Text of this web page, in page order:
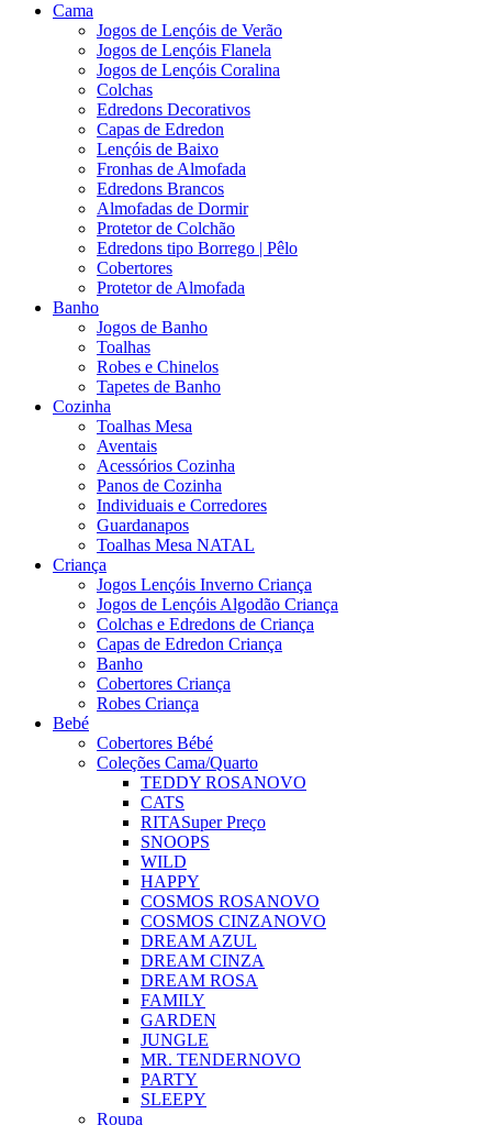
Cama
Jogos de Lençóis de Verão
Jogos de Lençóis Flanela
Jogos de Lençóis Coralina
Colchas
Edredons Decorativos
Capas de Edredon
Lençóis de Baixo
Fronhas de Almofada
Edredons Brancos
Almofadas de Dormir
Protetor de Colchão
Edredons tipo Borrego | Pêlo
Cobertores
Protetor de Almofada
Banho
Jogos de Banho
Toalhas
Robes e Chinelos
Tapetes de Banho
Cozinha
Toalhas Mesa
Aventais
Acessórios Cozinha
Panos de Cozinha
Individuais e Corredores
Guardanapos
Toalhas Mesa NATAL
Criança
Jogos Lençóis Inverno Criança
Jogos de Lençóis Algodão Criança
Colchas e Edredons de Criança
Capas de Edredon Criança
Banho
Cobertores Criança
Robes Criança
Bebé
Cobertores Bébé
Coleções Cama/Quarto
TEDDY ROSANOVO
CATS
RITASuper Preço
SNOOPS
WILD
HAPPY
COSMOS ROSANOVO
COSMOS CINZANOVO
DREAM AZUL
DREAM CINZA
DREAM ROSA
FAMILY
GARDEN
JUNGLE
MR. TENDERNOVO
PARTY
SLEEPY
Roupa